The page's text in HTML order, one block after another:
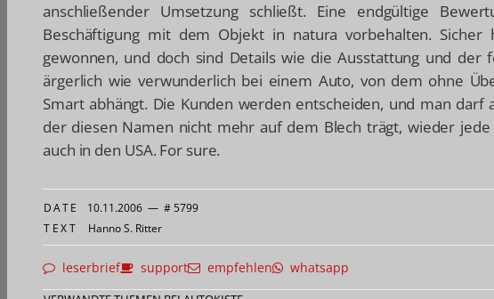
anschließender Umsetzung schließt. Eine endgültige
Beschäftigung mit dem Objekt in natura vorbehalten.
gewonnen, und doch sind Details wie die Ausstattung und der
ärgerlich wie verwunderlich bei einem Auto, von dem ohne
Smart abhängt. Die Kunden werden entscheiden, und man darf
der diesen Namen nicht mehr auf dem Blech trägt, wieder
auch in den USA. For sure.
DATE 10.11.2006 — # 5799
TEXT Hanno S. Ritter
leserbrief support empfehlen whatsapp